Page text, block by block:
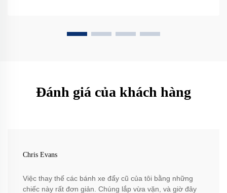
Đánh giá của khách hàng
Chris Evans
Việc thay thế các bánh xe đẩy cũ của tôi bằng những
chiếc này rất đơn giản. Chúng lắp vừa vặn, và giờ đây